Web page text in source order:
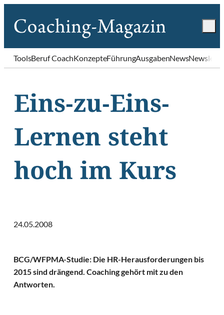
ToolsBeruf CoachKonzepteFührungAusgabenNews
Eins-zu-Eins-
Lernen steht
hoch im Kurs
24.05.2008
BCG/WFPMA-Studie: Die HR-Herausforderungen bis
2015 sind drängend. Coaching gehört mit zu den
Antworten.